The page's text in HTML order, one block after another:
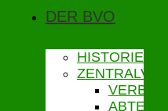
DER BVO
HISTORIE